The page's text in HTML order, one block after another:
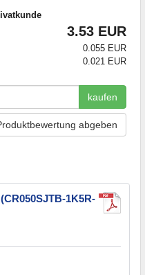
3.53 EUR
0.055 EUR
0.021 EUR
kaufen
abgeben
1K5R-